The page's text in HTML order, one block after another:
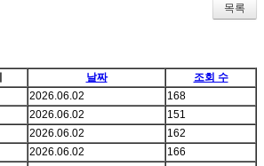
목록
날짜
조회 수
2026.06.02
168
2026.06.02
151
2026.06.02
162
2026.06.02
166